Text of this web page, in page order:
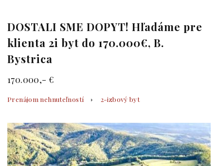
DOSTALI SME DOPYT! Hľadáme pre
klienta 2i byt do 170.000€, B.
Bystrica
170.000,- €
Prenájom nehnuteľností 2-izbový byt